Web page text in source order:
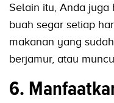
Selain itu, Anda juga
buah segar setiap
makanan yang
berjamur, atau
6.